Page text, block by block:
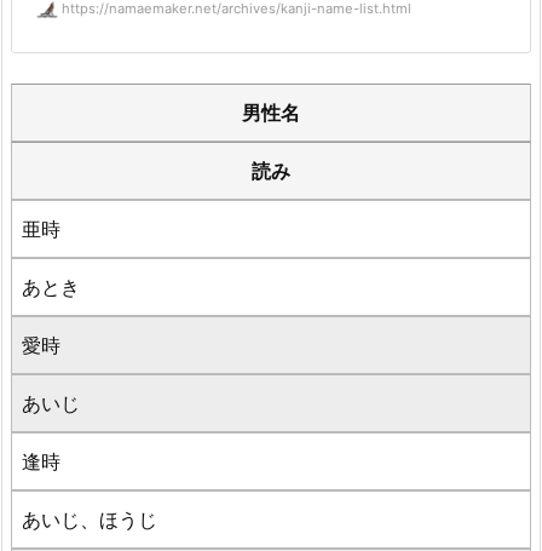
https://namaemaker.net/archives/kanji-name-list.html
男性名
読み
亜時
あとき
愛時
あいじ
逢時
あいじ、ほうじ